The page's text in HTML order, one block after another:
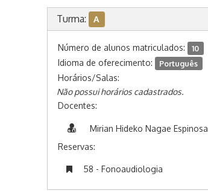
Turma: A
Número de alunos matriculados: 10
Idioma de oferecimento: Português
Horários/Salas:
Não possui horários cadastrados.
Docentes:
Mirian Hideko Nagae Espinosa
Reservas:
58 - Fonoaudiologia